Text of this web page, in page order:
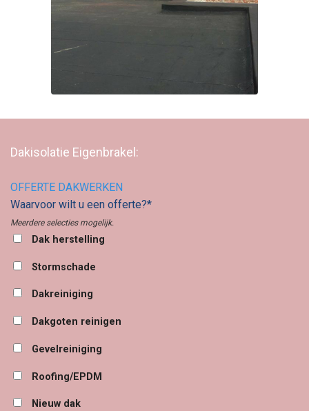
Dakisolatie Eigenbrakel:
OFFERTE DAKWERKEN
Waarvoor wilt u een offerte?*
Meerdere selecties mogelijk.
Dak herstelling
Stormschade
Dakreiniging
Dakgoten reinigen
Gevelreiniging
Roofing/EPDM
Nieuw dak